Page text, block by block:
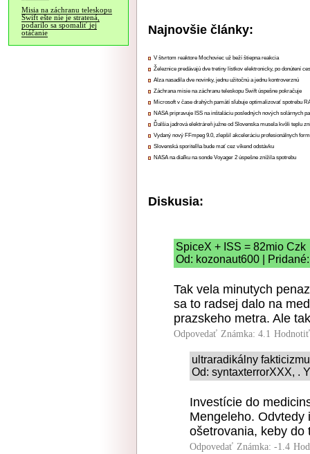
Misia na záchranu teleskopu
Swift ešte nie je stratená,
podarilo sa spomaliť jej
otáčanie
Najnovšie články:
V štvrtom reaktore Mochoviec už beží štiepna reakcia
Železnice predávajú dve tretiny lístkov elektronicky, po donútení
Alza nasadila dve novinky, jednu užitočnú a jednu kontroverznú
Záchrana misie na záchranu teleskopu Swift úspešne pokračuje
Microsoft v čase drahých pamätí sľubuje optimalizovať spotrebu
NASA pripravuje ISS na inštaláciu posledných nových solárnych
Ďalšia jadrová elektráreň južne od Slovenska musela kvôli teplu
Vydaný nový FFmpeg 9.0, zlepšil akceleráciu profesionálnych
Slovenská sporiteľňa bude mať cez víkend odstávku
NASA na diaľku na sonde Voyager 2 úspešne znížila spotrebu
Diskusia:
SpiceX + ISS = 82mio Czk
Od: kozonaut600 |
Tak vela minutych
sa to radsej dalo na
prazskeho metra. Ale
Odpovedať Známka: 4.1
ultraradikálny
Od: syntaxterrorXXX, .
Investície do
Mengeleho. Odvtedy
ošetrovania, keby do
Odpovedať Známka: -1.4